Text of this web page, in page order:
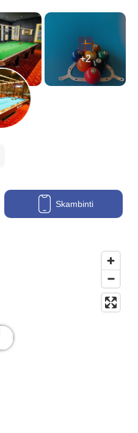
+2
Skambinti